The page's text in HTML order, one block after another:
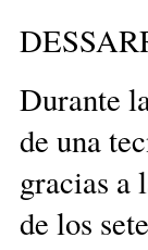
Durante
de una
gracias a
de los